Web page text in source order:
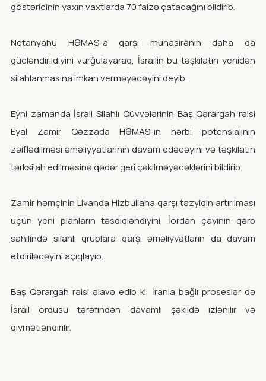
göstəricinin yaxın vaxtlarda 70 faizə çatacağını bildirib.
Netanyahu HƏMAS-a qarşı mühasirənin daha da
gücləndirildiyini vurğulayaraq, İsrailin bu təşkilatın yenidən
silahlanmasına imkan verməyəcəyini deyib.
Eyni zamanda İsrail Silahlı Qüvvələrinin Baş Qərargah rəisi
Eyal Zamir Qəzzada HƏMAS-ın hərbi potensialının
zəiflədilməsi əməliyyatlarının davam edəcəyini və təşkilatın
tərksilah edilməsinə qədər geri çəkilməyəcəklərini bildirib.
Zamir həmçinin Livanda Hizbullaha qarşı təzyiqin artırılması
üçün yeni planların təsdiqləndiyini, İordan çayının qərb
sahilində silahlı qruplara qarşı əməliyyatların da davam
etdiriləcəyini açıqlayıb.
Baş Qərargah rəisi əlavə edib ki, İranla bağlı proseslər də
İsrail ordusu tərəfindən davamlı şəkildə izlənilir və
qiymətləndirilir.